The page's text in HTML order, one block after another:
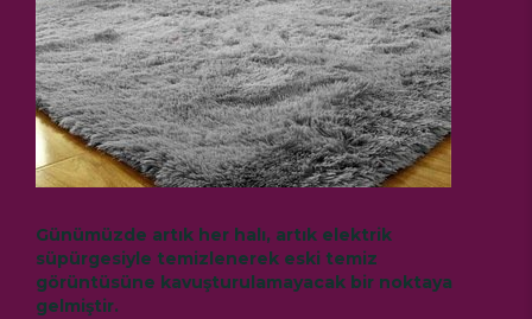
Günümüzde artık her halı, artık elektrik
süpürgesiyle temizlenerek eski temiz
görüntüsüne kavuşturulamayacak bir noktaya
gelmiştir.